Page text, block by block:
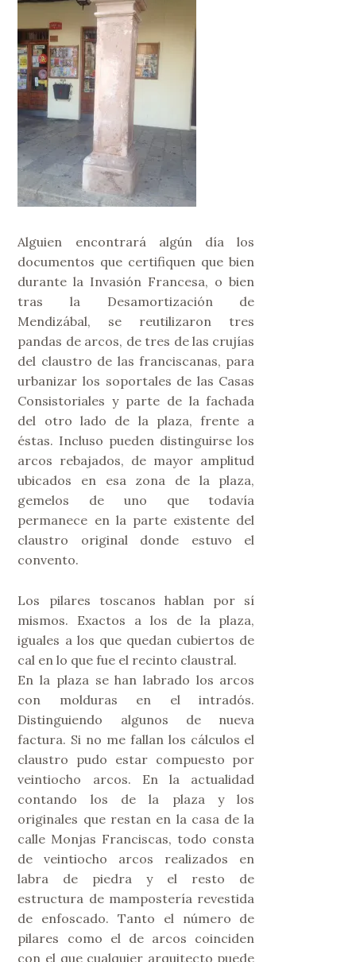
Alguien encontrará algún día los
documentos que certifiquen que bien
durante la Invasión Francesa, o bien
tras la Desamortización de
Mendizábal, se reutilizaron tres
pandas de arcos, de tres de las crujías
del claustro de las franciscanas, para
urbanizar los soportales de las Casas
Consistoriales y parte de la fachada
del otro lado de la plaza, frente a
éstas. Incluso pueden distinguirse los
arcos rebajados, de mayor amplitud
ubicados en esa zona de la plaza,
gemelos de uno que todavía
permanece en la parte existente del
claustro original donde estuvo el
convento.
Los pilares toscanos hablan por sí
mismos. Exactos a los de la plaza,
iguales a los que quedan cubiertos de
cal en lo que fue el recinto claustral.
En la plaza se han labrado los arcos
con molduras en el intradós.
Distinguiendo algunos de nueva
factura. Si no me fallan los cálculos el
claustro pudo estar compuesto por
veintiocho arcos. En la actualidad
contando los de la plaza y los
originales que restan en la casa de la
calle Monjas Franciscas, todo consta
de veintiocho arcos realizados en
labra de piedra y el resto de
estructura de mampostería revestida
de enfoscado. Tanto el número de
pilares como el de arcos coinciden
con el que cualquier arquitecto puede